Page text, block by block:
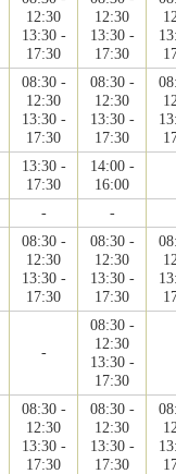
12:30
13:30 -
17:30
12:30
13:30 -
17:30
08:30 -
12:30
13:30 -
17:30
08:30 -
12:30
13:30 -
17:30
13:30 -
17:30
14:00 -
16:00
- -
08:30 -
12:30
13:30 -
17:30
08:30 -
12:30
13:30 -
17:30
-
08:30 -
12:30
13:30 -
17:30
08:30 -
12:30
13:30 -
17:30
08:30 -
12:30
13:30 -
17:30